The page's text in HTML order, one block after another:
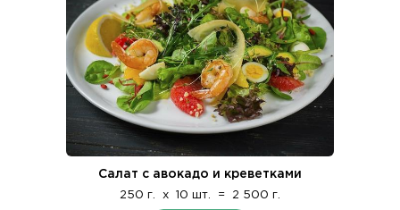
Салат с авокадо и креветками
250 г. x 10 шт. = 2 500 г.